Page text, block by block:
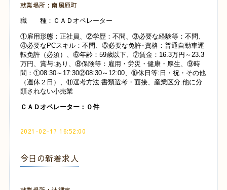
就業場所：南風原町
職 種：ＣＡＤオペレーター
①雇用形態：正社員、②学歴：不問、③必要な経験等：不問、
④必要なPCスキル：不問、⑤必要な免許･資格：普通自動車運
転免許（必須）、⑥年齢：59歳以下、⑦賃金：16.3万円～23.3
万円、賞与:あり、⑧保険等：雇用・労災・健康・厚生、⑨時
間：①08:30～17:30②08:30～12:00、⑩休日等:日・祝・その他
（週休２日）、⑪選考方法:書類選考・面接、産業区分:他に分
類されない小売業
Ｃ ＡＤオペレーター：０件
2021-02-17 16:52:00
今日の新着求人